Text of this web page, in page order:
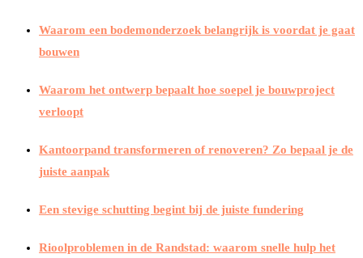
Waarom een bodemonderzoek belangrijk is voordat je gaat
bouwen
Waarom het ontwerp bepaalt hoe soepel je bouwproject
verloopt
Kantoorpand transformeren of renoveren? Zo bepaal je de
juiste aanpak
Een stevige schutting begint bij de juiste fundering
Rioolproblemen in de Randstad: waarom snelle hulp het